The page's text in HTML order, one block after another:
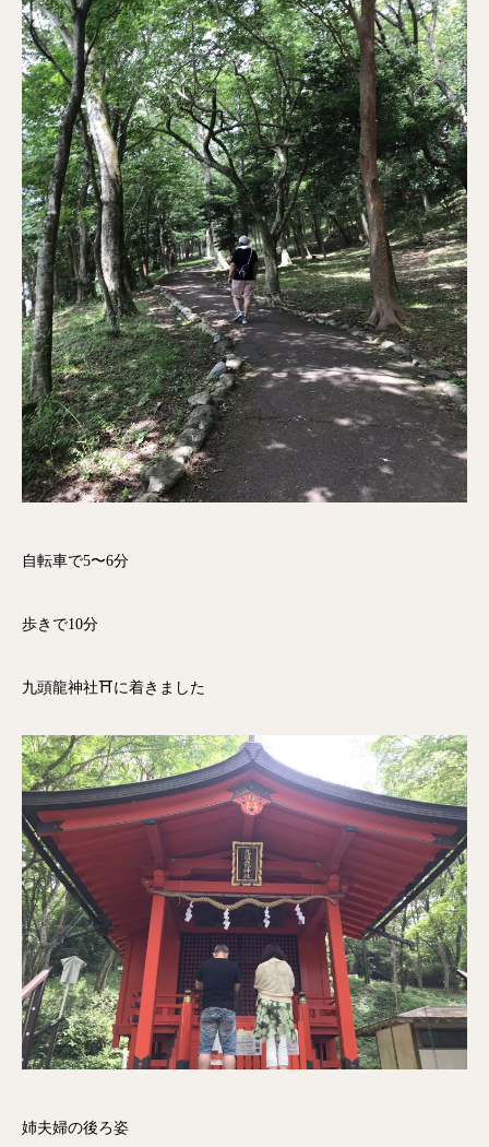
自転車で5〜6分
歩きで10分
九頭龍神社⛩に着きました
姉夫婦の後ろ姿